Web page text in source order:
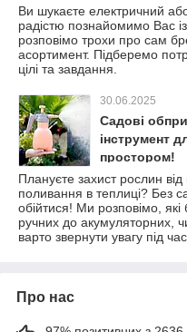
Ви шукаєте електричний
радістю познайомимо Вас
розповімо трохи про сам
асортимент. Підберемо
цілі та завдання.
30.06.2025
Садові
інструмент
простором!
Плануєте захист рослин
поливання в теплиці? Без
обійтися! Ми розповімо,
ручних до акумуляторних,
варто звернути увагу під час
Про нас